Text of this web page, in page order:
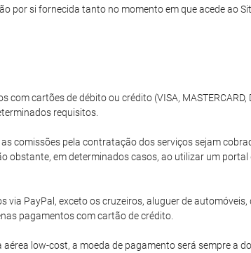
por si fornecida tanto no momento em que acede ao
cartões de débito ou crédito (VISA,
requisitos.
comissões pela contratação dos serviços sejam
obstante, em determinados casos, ao utilizar um
via PayPal, exceto os cruzeiros, aluguer de
pagamentos com cartão de crédito.
low-cost, a moeda de pagamento será sempre a